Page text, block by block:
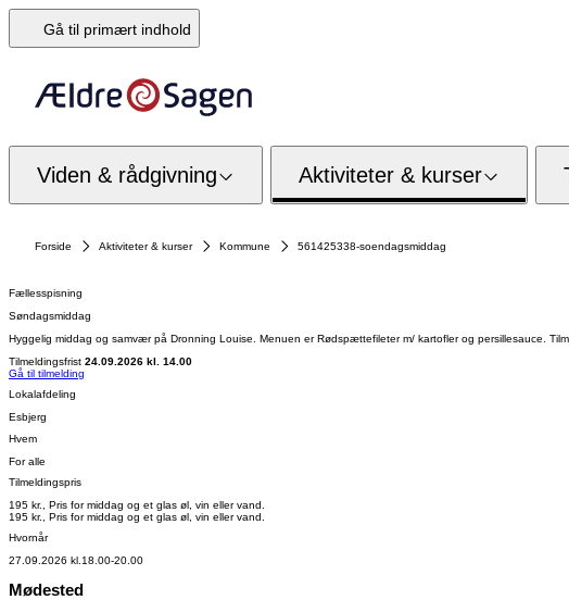
Gå til primært indhold
Viden & rådgivning Aktiviteter & kurser
Forside Aktiviteter & kurser Kommune 561425338-soendagsmiddag
Fællesspisning
Søndagsmiddag
Hyggelig middag og samvær på Dronning Louise. Menuen er Rødspættefileter m/ kartofler og persillesauce.
Tilmeldingsfrist 24.09.2026 kl. 14.00
Gå til tilmelding
Lokalafdeling
Esbjerg
Hvem
For alle
Tilmeldingspris
195 kr., Pris for middag og et glas øl, vin eller vand.
195 kr., Pris for middag og et glas øl, vin eller vand.
Hvornår
27.09.2026 kl.18.00-20.00
Mødested